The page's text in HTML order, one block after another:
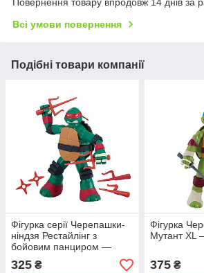
Всі умови повернення
Подібні товари компанії
Фігурка серії Черепашки-
ніндзя Рестайлінг з
бойовим панциром —
Рафаель
325 ₴
Фігурка
Мутант XL
375₴